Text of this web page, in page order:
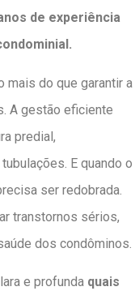
de experiência
mais do que garantir a
A gestão eficiente
predial,
E quando o
ser redobrada.
transtornos sérios,
dos condôminos.
e profunda quais